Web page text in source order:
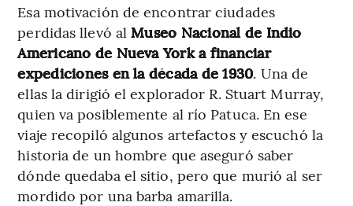
Esa motivación de encontrar ciudades
perdidas llevó alMuseo Nacional de Indio
Americano de Nueva York a financiar
expediciones en la década de 1930. Una de
ellas la dirigió el explorador R. Stuart Murray,
quien va posiblemente al río Patuca. En ese
viaje recopiló algunos artefactos y escuchó la
historia de un hombre que aseguró saber
dónde quedaba el sitio, pero que murió al ser
mordido por una barba amarilla.